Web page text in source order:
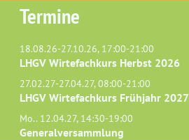
Termine
18.08.26-27.10.26, 17:00-21:00
LHGV Wirtefachkurs Herbst 2026
27.02.27-27.04.27, 08:00-21:00
LHGV Wirtefachkurs Frühjahr 2027
Mo.. 12.04.27, 14:30-19:00
Generalversammlung